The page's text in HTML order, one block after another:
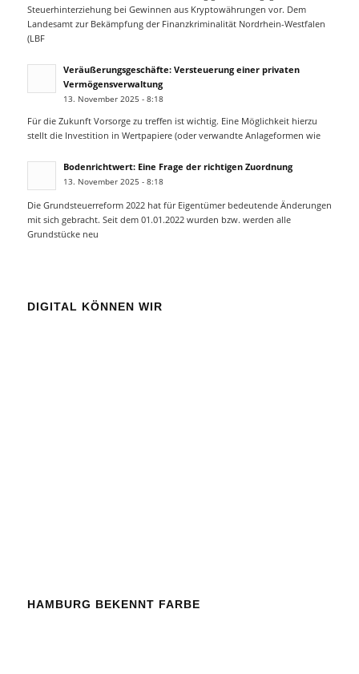
Steuerhinterziehung bei Gewinnen aus Kryptowährungen vor. Dem
Landesamt zur Bekämpfung der Finanzkriminalität Nordrhein-Westfalen
(LBF
Veräußerungsgeschäfte: Versteuerung einer privaten
Vermögensverwaltung
13. November 2025 - 8:18
Für die Zukunft Vorsorge zu treffen ist wichtig. Eine Möglichkeit hierzu
stellt die Investition in Wertpapiere (oder verwandte Anlageformen wie
Bodenrichtwert: Eine Frage der richtigen Zuordnung
13. November 2025 - 8:18
Die Grundsteuerreform 2022 hat für Eigentümer bedeutende Änderungen
mit sich gebracht. Seit dem 01.01.2022 wurden bzw. werden alle
Grundstücke neu
DIGITAL KÖNNEN WIR
HAMBURG BEKENNT FARBE